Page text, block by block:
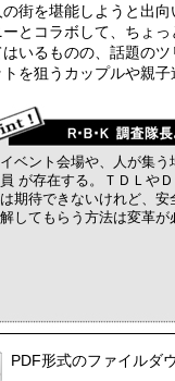
の街を堪能しようと出
ーとコラボして、ちょ
はいるものの、話題の
トを狙うカップルや親
イベント会場や、人が集う
員 が存在する。ＴＤＬや
は期待できないけれど、安
解してもらう方法は変革が
PDF形式のファイルダ